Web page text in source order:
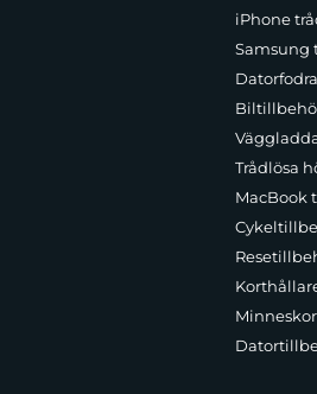
iPhone
Samsung
Trådlösa
MacBook